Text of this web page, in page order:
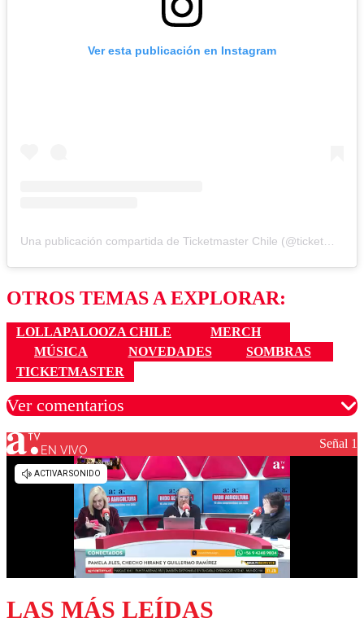
Ver esta publicación en Instagram
OTROS TEMAS A EXPLORAR:
LOLLAPALOOZA CHILE
MERCH
MÚSICA
NOVEDADES
SOMBRAS
TICKETMASTER
Ver comentarios
Los comentarios son moderados para garantizar un
diálogo respetuoso.
EN VIVO Señal 1
LAS MÁS LEÍDAS